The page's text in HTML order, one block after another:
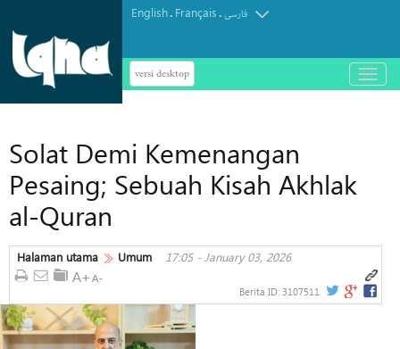
English. Français.فارسی
versi desktop
باز
و
Solat Demi Kemenangan
Pesaing; Sebuah Kisah Akhlak
al-Quran
Halaman utama Umum 17:05 - January 03, 2026
Berita ID: 3107511